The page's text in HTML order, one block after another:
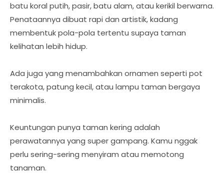
batu koral putih, pasir, batu alam, atau kerikil berwarna.
Penataannya dibuat rapi dan artistik, kadang
membentuk pola-pola tertentu supaya taman
kelihatan lebih hidup.
Ada juga yang menambahkan ornamen seperti pot
terakota, patung kecil, atau lampu taman bergaya
minimalis.
Keuntungan punya taman kering adalah
perawatannya yang super gampang. Kamu nggak
perlu sering-sering menyiram atau memotong
tanaman.